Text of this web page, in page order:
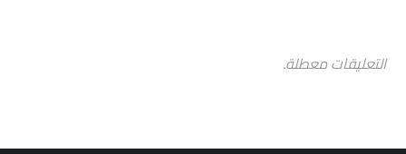
التعليقات معطلة.